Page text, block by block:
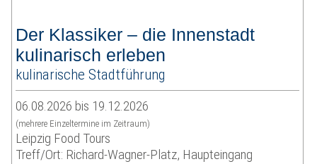
Der Klassiker – die Innenstadt
kulinarisch erleben
kulinarische Stadtführung
06.08.2026 bis 19.12.2026
(mehrere Einzeltermine im Zeitraum)
Leipzig Food Tours
Treff/Ort: Richard-Wagner-Platz, Haupteingang